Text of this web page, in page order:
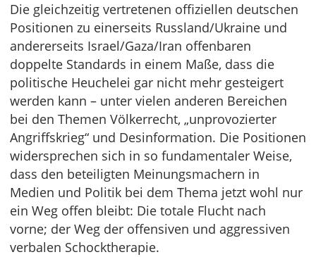
Die gleichzeitig vertretenen offiziellen deutschen
Positionen zu einerseits Russland/Ukraine und
andererseits Israel/Gaza/Iran offenbaren
doppelte Standards in einem Maße, dass die
politische Heuchelei gar nicht mehr gesteigert
werden kann – unter vielen anderen Bereichen
bei den Themen Völkerrecht, „unprovozierter
Angriffskrieg“ und Desinformation. Die Positionen
widersprechen sich in so fundamentaler Weise,
dass den beteiligten Meinungsmachern in
Medien und Politik bei dem Thema jetzt wohl nur
ein Weg offen bleibt: Die totale Flucht nach
vorne; der Weg der offensiven und aggressiven
verbalen Schocktherapie.